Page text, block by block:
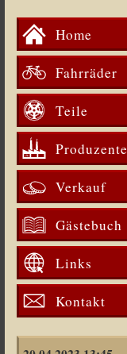
Home
Fahrräder
Teile
Verkauf
Gästebuch
Links
Kontakt